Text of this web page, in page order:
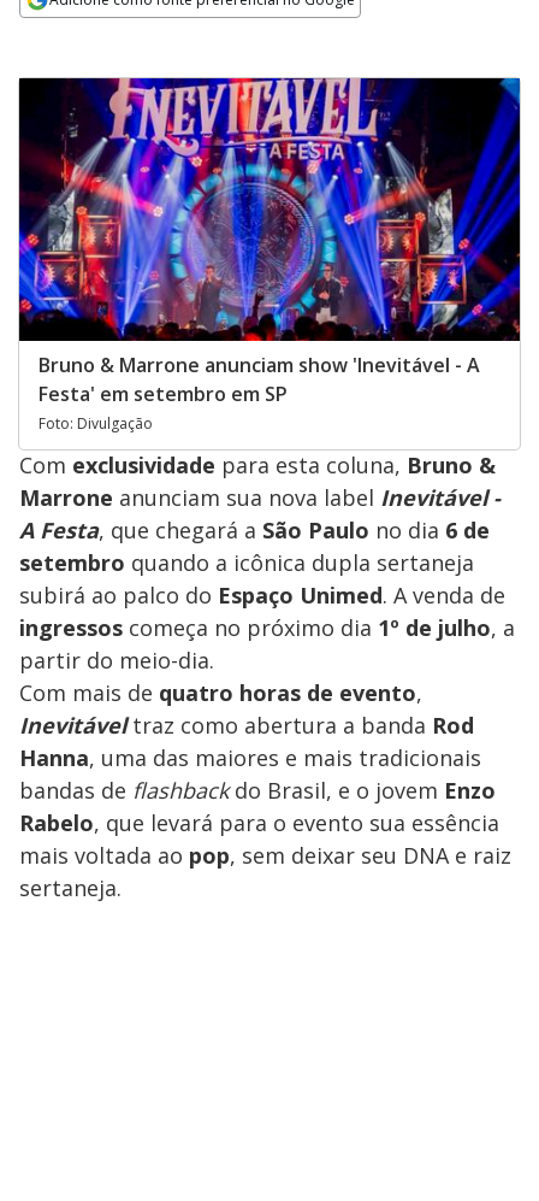
Bruno & Marrone anunciam show 'Inevitável - A
Festa' em setembro em SP
Foto: Divulgação
Com exclusividade para esta coluna, Bruno &
Marrone anunciam sua nova label Inevitável -
A Festa, que chegará a São Paulo no dia 6 de
setembro quando a icônica dupla sertaneja
subirá ao palco do Espaço Unimed. A venda de
ingressos começa no próximo dia 1º de julho, a
partir do meio-dia.
Com mais de quatro horas de evento,
Inevitáveltraz como abertura a banda Rod
Hanna, uma das maiores e mais tradicionais
bandas de flashbackdo Brasil, e o jovem Enzo
Rabelo, que levará para o evento sua essência
mais voltada ao pop, sem deixar seu DNA e raiz
sertaneja.